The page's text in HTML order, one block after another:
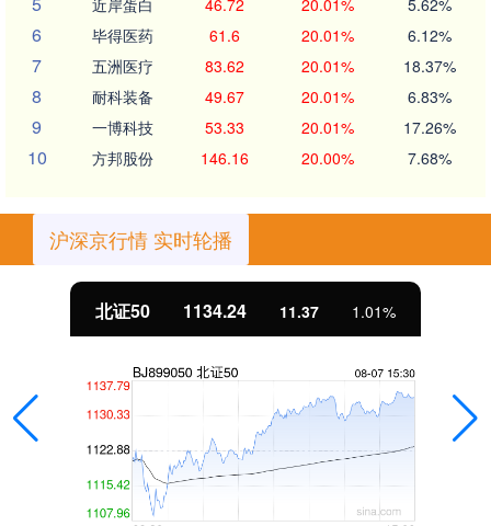
6 毕得医药 61.6 20.01% 6.12%
7 五洲医疗 83.62 20.01% 18.37%
8 耐科装备 49.67 20.01% 6.83%
9 一博科技 53.33 20.01% 17.26%
10 方邦股份 146.16 20.00% 7.68%
沪深京行情 实时轮播
北证50 1134.24 11.37 1.01%